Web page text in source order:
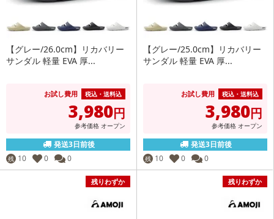
【グレー/26.0cm】リカバリー
サンダル 軽量 EVA 厚...
お試し費用 税込・送料込
3,980円
参考価格 オープン
発送3日前後
残 10 0 0
【グレー/25.0cm】リカバリー
サンダル 軽量 EVA 厚...
お試し費用 税込・送料込
3,980円
参考価格 オープン
発送3日前後
残 10 0 0
残りわずか 残りわずか